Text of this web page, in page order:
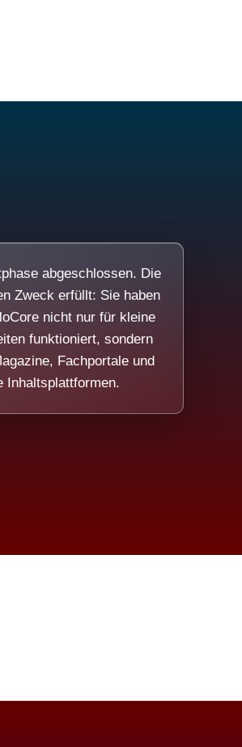
abgeschlossen. Die
Zweck erfüllt: Sie haben
nicht nur für kleine
funktioniert, sondern
Fachportale und
Inhaltsplattformen.